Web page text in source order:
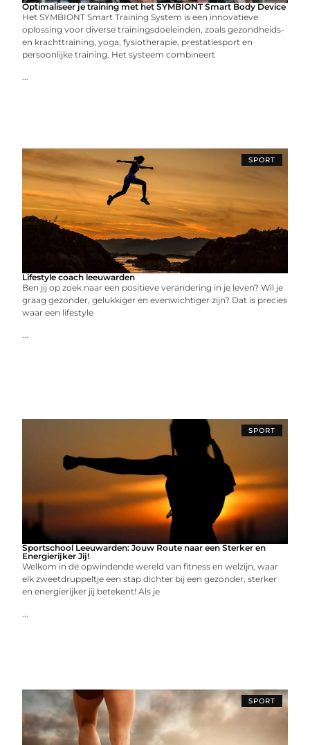
Optimaliseer je training met het SYMBIONT Smart Body Device
Het SYMBIONT Smart Training System is een innovatieve
oplossing voor diverse trainingsdoeleinden, zoals gezondheids-
en krachttraining, yoga, fysiotherapie, prestatiesport en
persoonlijke training. Het systeem combineert
...
SPORT
Lifestyle coach leeuwarden
Ben jij op zoek naar een positieve verandering in je leven? Wil je
graag gezonder, gelukkiger en evenwichtiger zijn? Dat is precies
waar een lifestyle
...
SPORT
Sportschool Leeuwarden: Jouw Route naar een Sterker en
Energierijker Jij!
Welkom in de opwindende wereld van fitness en welzijn, waar
elk zweetdruppeltje een stap dichter bij een gezonder, sterker
en energierijker jij betekent! Als je
...
SPORT